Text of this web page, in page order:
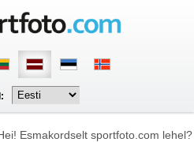
Esmakordselt sportfoto.com